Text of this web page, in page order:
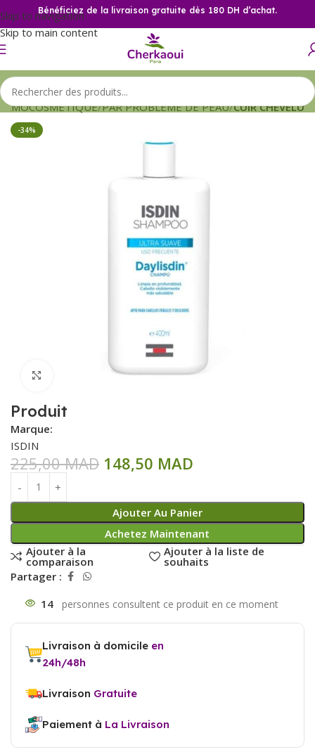
Skip to navigation
Skip to main content
Bénéficiez de la livraison gratuite dès 180 DH d’achat.
PAR PROBLEME DE PEAU CUIR CHEVELU
-34%
Click to enlarge
Produit
Marque:
ISDIN
225,00MAD 148,50 MAD
Ajouter Au Panier
Achetez Maintenant
Ajouter à la
comparaison
Ajouter à la liste de
souhaits
Partager :
14
Livraison à domicile en
24h/48h
Livraison Gratuite
Paiement à La Livraison